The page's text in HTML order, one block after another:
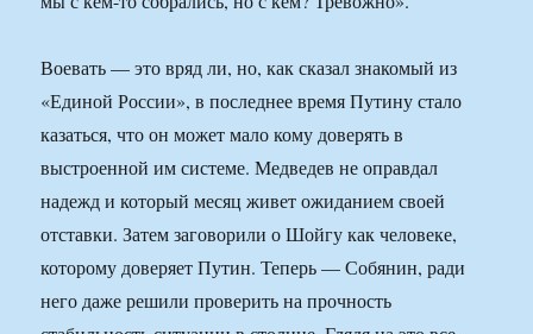
Воевать — это вряд ли, но, как сказал знакомый из
«Единой России», в последнее время Путину стало
казаться, что он может мало кому доверять в
выстроенной им системе. Медведев не оправдал
надежд и который месяц живет ожиданием своей
отставки. Затем заговорили о Шойгу как человеке,
которому доверяет Путин. Теперь — Собянин, ради
него даже решили проверить на прочность